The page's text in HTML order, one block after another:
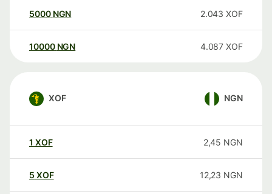
5000 NGN 2.043 XOF
10000 NGN 4.087 XOF
XOF NGN
1 XOF 2,45 NGN
5 XOF 12,23 NGN